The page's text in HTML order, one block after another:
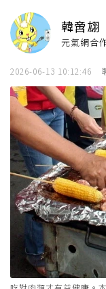
韓啻翃
元氣網合
2026-06-13 10:12:46